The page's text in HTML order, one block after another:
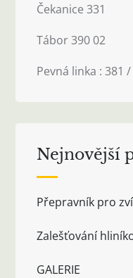
Čekanice 331
Tábor 390 02
Pevná linka : 381
Nejnovější
Přepravník pro
Zalešťování
GALERIE